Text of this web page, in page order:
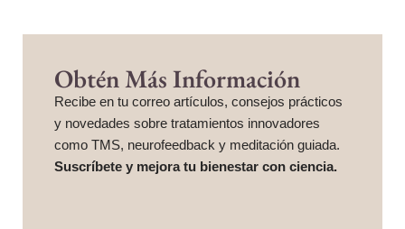
Obtén Más Información
Recibe en tu correo artículos, consejos prácticos
y novedades sobre tratamientos innovadores
como TMS, neurofeedback y meditación guiada.
Suscríbete y mejora tu bienestar con ciencia.